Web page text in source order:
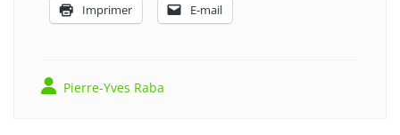
Imprimer E-mail
Pierre-Yves Raba